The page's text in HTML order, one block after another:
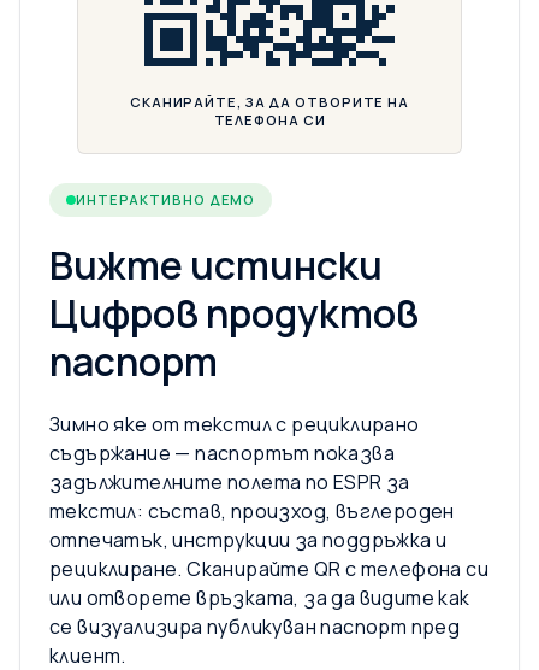
СКАНИРАЙТЕ, ЗА ДА ОТВОРИТЕ НА
ТЕЛЕФОНА СИ
ИНТЕРАКТИВНО ДЕМО
Вижте истински
Цифров продуктов
паспорт
Зимно яке от текстил с рециклирано
съдържание — паспортът показва
задължителните полета по ESPR за
текстил: състав, произход, въглероден
отпечатък, инструкции за поддръжка и
рециклиране. Сканирайте QR с телефона си
или отворете връзката, за да видите как
се визуализира публикуван паспорт пред
клиент.